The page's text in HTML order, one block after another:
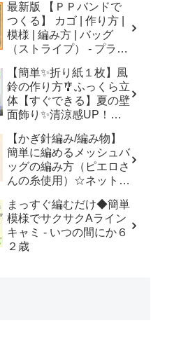
最新版 【ＰＰバンドで
つくる】 カゴ | 作り方 |
模様 | 編み方 | バッグ
（ストライプ） - プラカ
【簡単✨折り紙１枚】風
鈴の作り方🎐ふっくら立
体【すぐできる】夏の壁
面飾り✨清涼感UP！無
Origami Wind Chimes -
はなみこと
【かぎ針編み/編み物】
簡単に編めるメッシュバ
ッグの編み方（ピエロさ
んの糸使用）☆ネットバ
mesh bag/tutorial - そろ
そろはじめよう
☆crochet
まっすぐ編むだけ◆簡単
模様でサクサクAライン
キャミ - いつの間にか６
２歳